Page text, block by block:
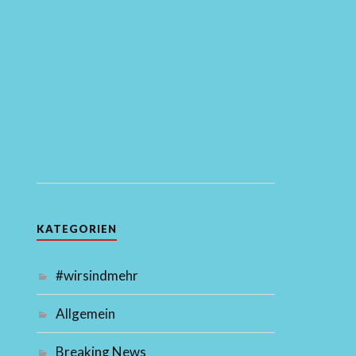
KATEGORIEN
#wirsindmehr
Allgemein
Breaking News